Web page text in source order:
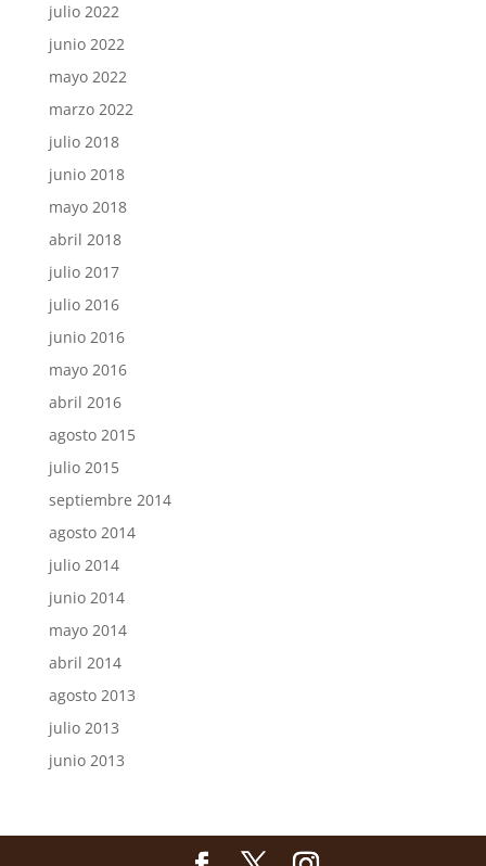
julio 2022
junio 2022
mayo 2022
marzo 2022
julio 2018
junio 2018
mayo 2018
abril 2018
julio 2017
julio 2016
junio 2016
mayo 2016
abril 2016
agosto 2015
julio 2015
septiembre 2014
agosto 2014
julio 2014
junio 2014
mayo 2014
abril 2014
agosto 2013
julio 2013
junio 2013